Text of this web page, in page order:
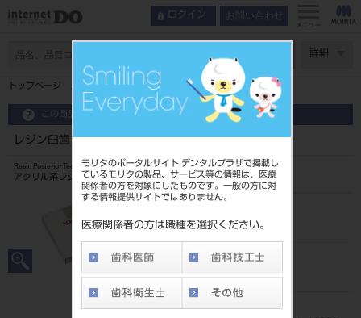
モリタのポータルサイト デンタルプラザで掲載し
ているモリタの製品、サービス等の情報は、医療
関係者の方を対象にしたものです。一般の方に対
する情報提供サイトではありません。
医療関係者の方は職種を選択ください。
ログイン お問い合わせ
メニュー
詳細
トップページ レジン臼歯 8歯 56 M28L
この商品に関するお問い合わせ
レジン臼歯 8歯 56 M28L
Resin Posterior Teeth
アクリル系レジン歯
204350044M28L
JAN/EANコード
標準価格